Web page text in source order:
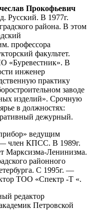
Прокофьевич
Русский. В 1977г.
района. В этом
профессора
факультет.
«Буревестник». В
инженер
практику
заводе
изделий». Срочную
в должностях:
дежурный.
ведущим
— член КПСС. В 1989г.
Марксизма-Ленинизма.
районного
С 1995г. —
ТОО «Спектр -Т «.
редактор
Петровской